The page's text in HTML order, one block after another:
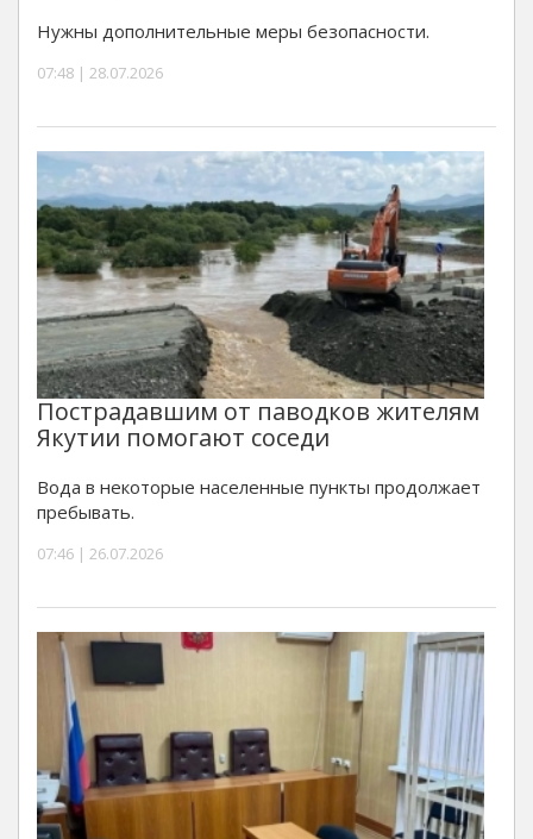
Нужны дополнительные меры безопасности.
07:48 | 28.07.2026
Пострадавшим от паводков жителям
Якутии помогают соседи
Вода в некоторые населенные пункты продолжает
пребывать.
07:46 | 26.07.2026